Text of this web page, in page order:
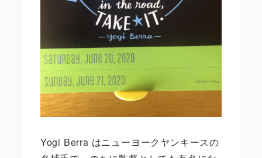
Yogi Berra はニューヨークヤンキースの